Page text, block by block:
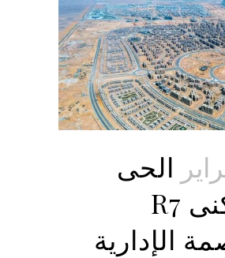
الحى
السكنى R7
الإدارية